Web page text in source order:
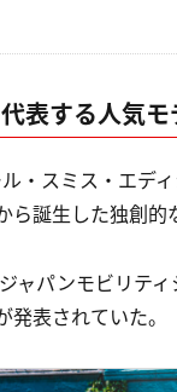
表する人気
ル・スミス・エデ
ら誕生した独創的
ャパンモビリテ
発表されていた。